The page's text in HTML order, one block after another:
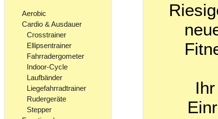
Aerobic
Cardio & Ausdauer
Crosstrainer
Ellipsentrainer
Fahrradergometer
Indoor-Cycle
Laufbänder
Liegefahrradtrainer
Rudergeräte
Stepper